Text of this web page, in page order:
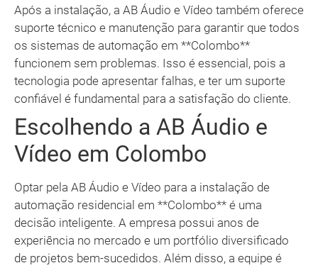
Após a instalação, a AB Áudio e Vídeo também oferece
suporte técnico e manutenção para garantir que todos
os sistemas de automação em **Colombo**
funcionem sem problemas. Isso é essencial, pois a
tecnologia pode apresentar falhas, e ter um suporte
confiável é fundamental para a satisfação do cliente.
Escolhendo a AB Áudio e
Vídeo em Colombo
Optar pela AB Áudio e Vídeo para a instalação de
automação residencial em **Colombo** é uma
decisão inteligente. A empresa possui anos de
experiência no mercado e um portfólio diversificado
de projetos bem-sucedidos. Além disso, a equipe é